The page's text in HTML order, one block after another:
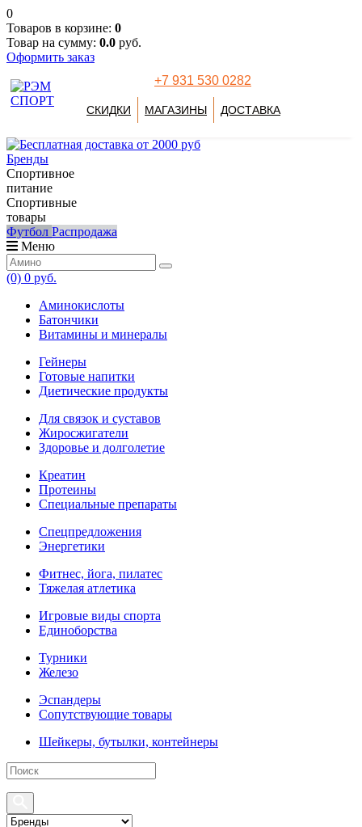
0
Товаров в корзине: 0
Товар на сумму: 0.0 руб.
Оформить заказ
+7 931 530 0282
СКИДКИ МАГАЗИНЫ ДОСТАВКА
Бренды
Спортивное
питание
Спортивные
товары
Футбол Распродажа
Меню
(0) 0 руб.
Аминокислоты
Батончики
Витамины и минералы
Гейнеры
Готовые напитки
Диетические продукты
Для связок и суставов
Жиросжигатели
Здоровье и долголетие
Креатин
Протеины
Специальные препараты
Спецпредложения
Энергетики
Фитнес, йога, пилатес
Тяжелая атлетика
Игровые виды спорта
Единоборства
Турники
Железо
Эспандеры
Сопутствующие товары
Шейкеры, бутылки, контейнеры